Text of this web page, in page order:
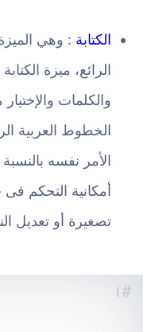
الكتابة : وهي الميزة
الرائع، ميزة
والكلمات
الخطوط العربية
الأمر نفسه
أمكانية التحكم
تصغيرة أو تعديل